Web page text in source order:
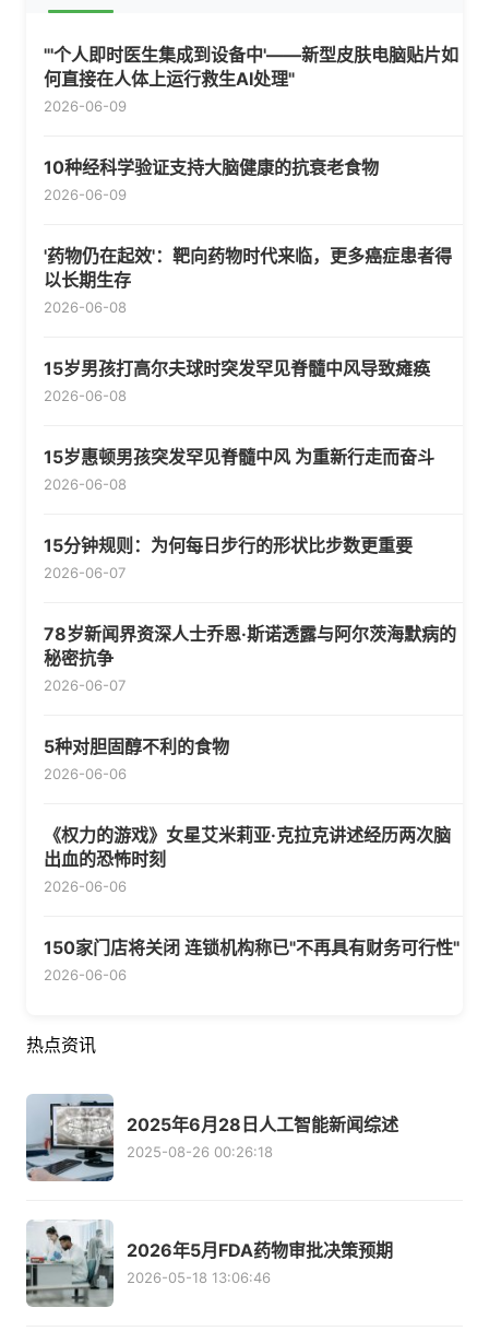
"'个人即时医生集成到设备中'——新型皮肤电脑贴片如
何直接在人体上运行救生AI处理"
2026-06-09
10种经科学验证支持大脑健康的抗衰老食物
2026-06-09
'药物仍在起效'：靶向药物时代来临，更多癌症患者得
以长期生存
2026-06-08
15岁男孩打高尔夫球时突发罕见脊髓中风导致瘫痪
2026-06-08
15岁惠顿男孩突发罕见脊髓中风 为重新行走而奋斗
2026-06-08
15分钟规则：为何每日步行的形状比步数更重要
2026-06-07
78岁新闻界资深人士乔恩·斯诺透露与阿尔茨海默病的
秘密抗争
2026-06-07
5种对胆固醇不利的食物
2026-06-06
《权力的游戏》女星艾米莉亚·克拉克讲述经历两次脑
出血的恐怖时刻
2026-06-06
150家门店将关闭 连锁机构称已"不再具有财务可行性"
2026-06-06
热点资讯
2025年6月28日人工智能新闻综述
2025-08-26 00:26:18
2026年5月FDA药物审批决策预期
2026-05-18 13:06:46